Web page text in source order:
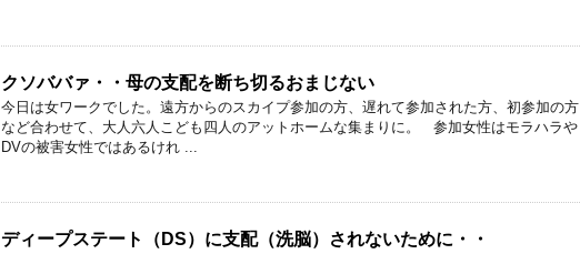
クソババァ・・母の支配を断ち切るおまじない
今日は女ワークでした。遠方からのスカイプ参加の方、遅れて参加された方、初参加の方
など合わせて、大人六人こども四人のアットホームな集まりに。 参加女性はモラハラや
DVの被害女性ではあるけれ ...
ディープステート（DS）に支配（洗脳）されないために・・